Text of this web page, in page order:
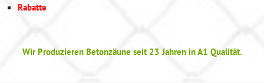
Rabatte
Wir Produzieren Betonzäune seit 23 Jahren in A1 Qualität.